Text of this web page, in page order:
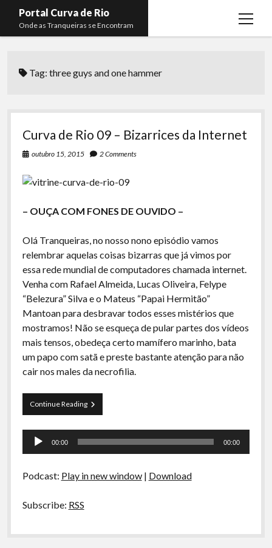
Portal Curva de Rio
Onde as Tranqueiras se Encontram
open
Curva de Rio
Boca do Lixo
Rachão na Beira do RIo
Papo Tranqueira
A Ripa É a Lei
Especiais
Preliminares
Membros
open
Rafael Almeida
Tag:three guys and one hammer
Curva de Rio 09 – Bizarrices da Internet
outubro 15, 2015 2 Comments
– OUÇA COM FONES DE OUVIDO –
Olá Tranqueiras, no nosso nono episódio vamos
relembrar aquelas coisas bizarras que já vimos por
essa rede mundial de computadores chamada internet.
Venha com Rafael Almeida, Lucas Oliveira, Felype
“Belezura” Silva e o Mateus “Papai Hermitão”
Mantoan para desbravar todos esses mistérios que
mostramos! Não se esqueça de pular partes dos vídeos
mais tensos, obedeça certo mamífero marinho, bata
um papo com satã e preste bastante atenção para não
cair nos males da necrofilia.
Continue ReadingCurva
de
–
Internet
Tocador
00:00 00:00
Podcast: Play in new window| Download
Subscribe: RSS